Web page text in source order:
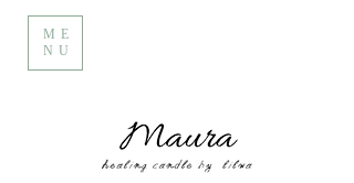
ME
NU